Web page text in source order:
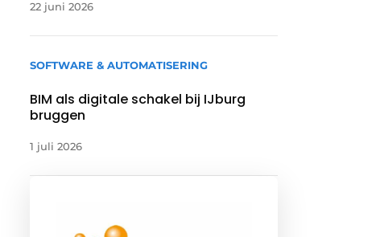
22 juni 2026
SOFTWARE & AUTOMATISERING
BIM als digitale schakel bij IJburg
bruggen
1 juli 2026